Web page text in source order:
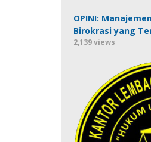
OPINI:
Birokrasi yang
2,139 views